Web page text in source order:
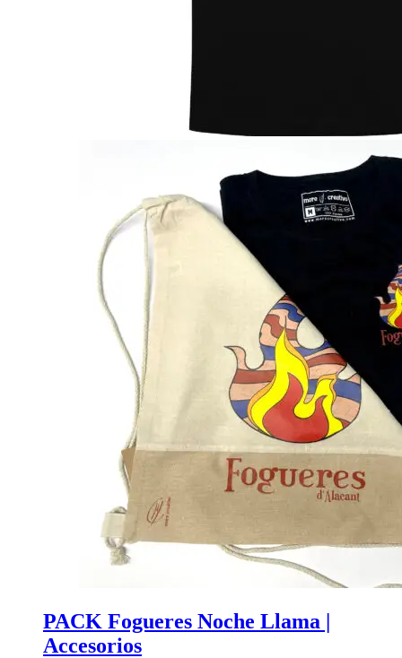
PACK Fogueres Noche Llama |
Accesorios